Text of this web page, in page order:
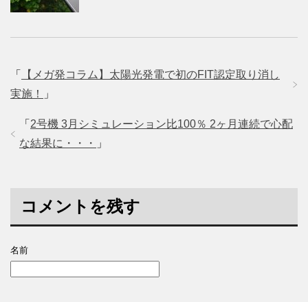
「
【メガ発コラム】太陽光発電で初のFIT認定取り消し
実施！
」
「 2号機 3月シミュレーション比100％ 2ヶ月連続で心配
な結果に・・・
」
コメントを残す
名前